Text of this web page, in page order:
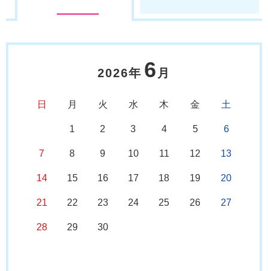
2026年 6 月
日 月 火 水 木 金 土
1 2 3 4 5 6
7 8 9 10 11 12 13
14 15 16 17 18 19 20
21 22 23 24 25 26 27
28 29 30